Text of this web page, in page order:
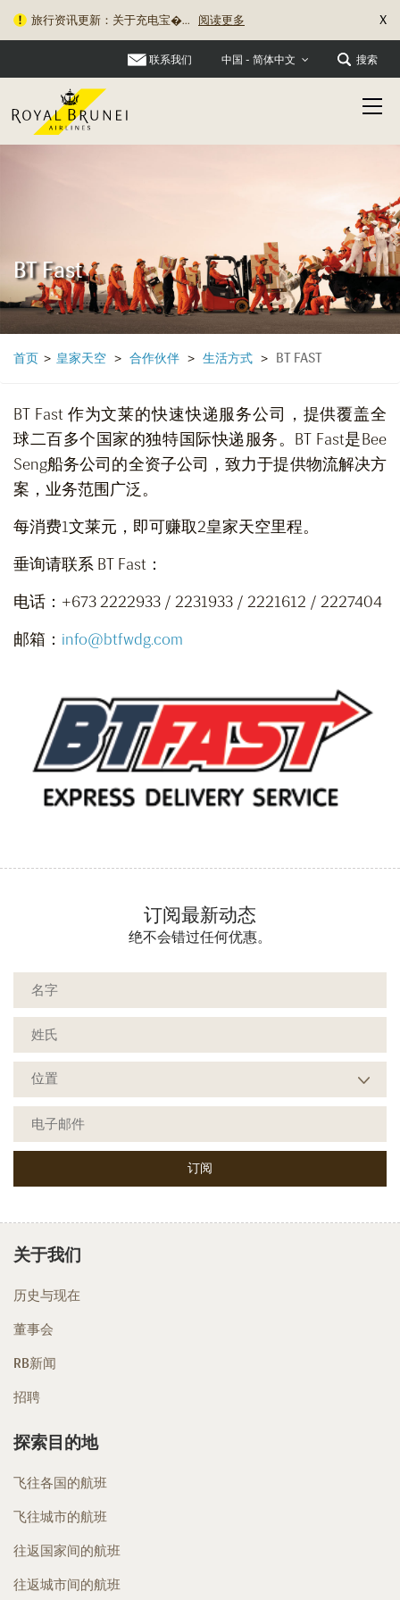
旅行资讯更新：关于充电宝�... 阅读更多 X
联系我们 中国 - 简体中文 搜索
BT Fast
首页 > 皇家天空 > 合作伙伴 > 生活方式 > BT FAST
BT Fast 作为文莱的快速快递服务公司，提供覆盖全
球二百多个国家的独特国际快递服务。BT Fast是Bee
Seng船务公司的全资子公司，致力于提供物流解决方
案，业务范围广泛。
每消费1文莱元，即可赚取2皇家天空里程。
垂询请联系 BT Fast：
电话：+673 2222933 / 2231933 / 2221612 / 2227404
邮箱： info@btfwdg.com
订阅最新动态
绝不会错过任何优惠。
关于我们
历史与现在
董事会
RB新闻
招聘
探索目的地
飞往各国的航班
飞往城市的航班
往返国家间的航班
往返城市间的航班